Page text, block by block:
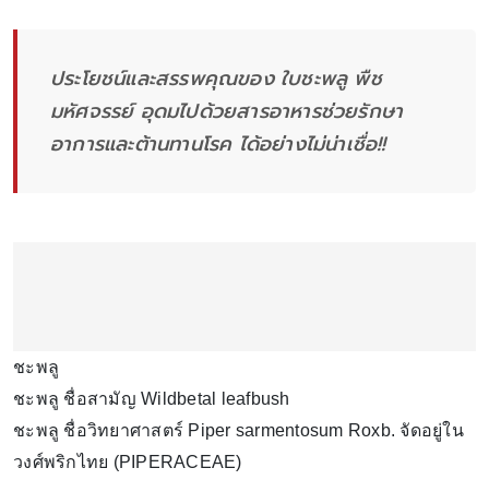
ประโยชน์และสรรพคุณของ ใบชะพลู พืช
มหัศจรรย์ อุดมไปด้วยสารอาหารช่วยรักษา
อาการและต้านทานโรค ได้อย่างไม่น่าเชื่อ!!
ชะพลู
ชะพลู ชื่อสามัญ Wildbetal leafbush
ชะพลู ชื่อวิทยาศาสตร์ Piper sarmentosum Roxb. จัดอยู่ใน
วงศ์พริกไทย (PIPERACEAE)